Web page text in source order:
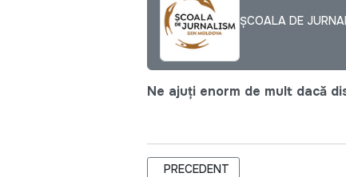
ȘCOALA DE
Ne ajuți enorm de mult dacă
ARTICOL PRECEDENT:
PRECEDENT